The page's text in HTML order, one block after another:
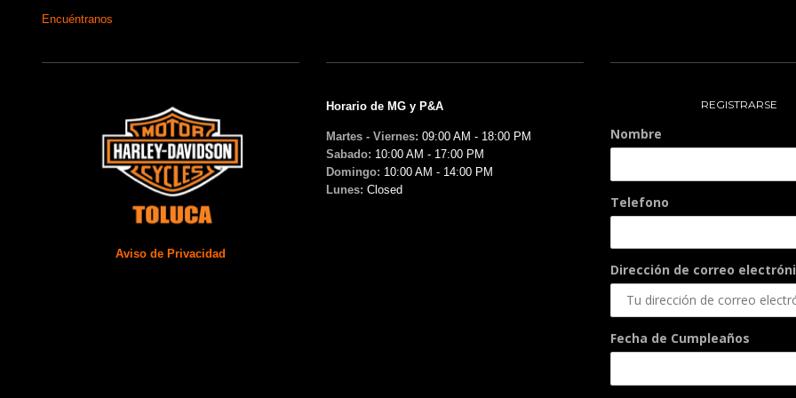
Encuéntranos
Aviso de Privacidad
Horario de MG y P&A
Martes - Viernes: 09:00 AM - 18:00 PM
Sabado: 10:00 AM - 17:00 PM
Domingo: 10:00 AM - 14:00 PM
Lunes: Closed
REGISTRARSE
Nombre
Telefono
Dirección de correo
Fecha de Cumpleaños